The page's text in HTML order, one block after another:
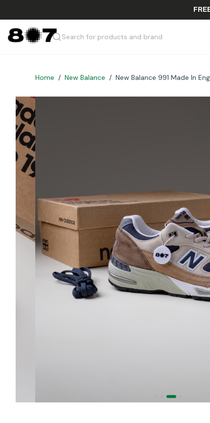
Search for products and brand
Home / New Balance / New Balance 991 Made In